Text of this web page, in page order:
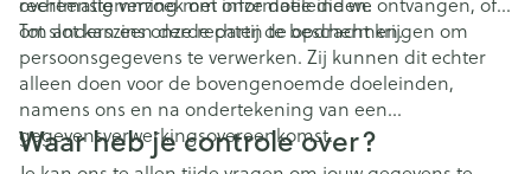
om anderszins onze rechten te beschermen.
Tot slot kan een derde partij de opdracht krijgen om
persoonsgegevens te verwerken. Zij kunnen dit echter
alleen doen voor de bovengenoemde doeleinden,
namens ons en na ondertekening van een
gegevensverwerkingsovereenkomst.
Waar heb je controle over?